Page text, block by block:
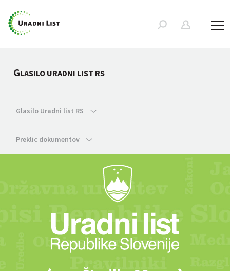
GLASILO URADNI LIST RS
Glasilo Uradni list RS
Preklic dokumentov